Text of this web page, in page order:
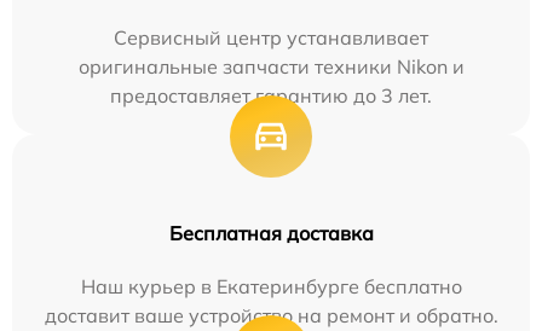
Сервисный центр устанавливает
оригинальные запчасти техники Nikon и
предоставляет гарантию до 3 лет.
Бесплатная доставка
Наш курьер в Екатеринбурге бесплатно
доставит ваше устройство на ремонт и обратно.